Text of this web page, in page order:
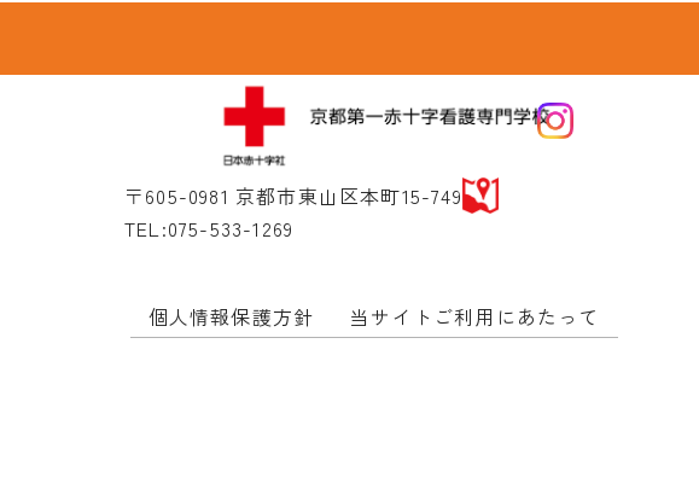
〒605-0981 京都市東山区本町15-749
TEL:075-533-1269
個人情報保護方針 当サイトご利用にあたって